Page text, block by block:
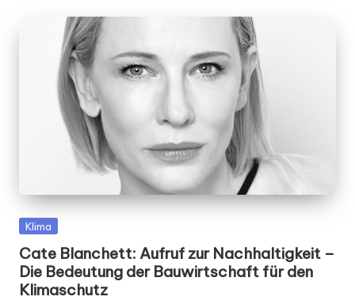
Posted
Klima
Cate Blanchett: Aufruf zur Nachhaltigkeit –
Die Bedeutung der Bauwirtschaft für den
Klimaschutz